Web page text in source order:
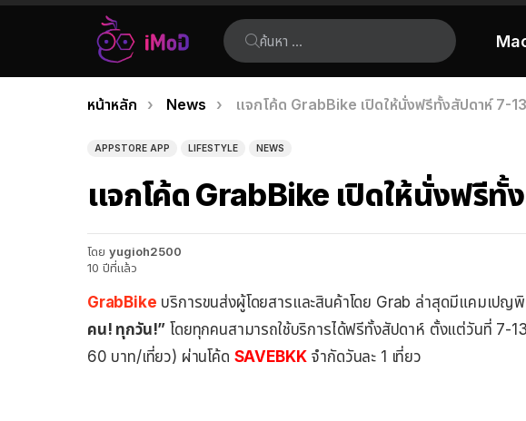
ค้นหา:
เรื่อง
ล่าสุด
คุณอยู่ที่นี่:
หน้าหลัก News แจกโค้ด GrabBike เปิดให้นั่งฟรีทั้งสัปดาห์ 7-
APPSTORE APP LIFESTYLE NEWS
แจกโค้ด GrabBike เปิดให้นั่งฟรีทั้
โดย yugioh2500
10 ปีที่แล้ว
GrabBike บริการขนส่งผู้โดยสารและสินค้าโดย Grab ล่าสุดมีแคมเปญพิ
คน! ทุกวัน!” โดยทุกคนสามารถใช้บริการได้ฟรีทั้งสัปดาห์ ตั้งแต่วันที่ 7-
60 บาท/เที่ยว) ผ่านโค้ด SAVEBKKจำกัดวันละ 1 เที่ยว